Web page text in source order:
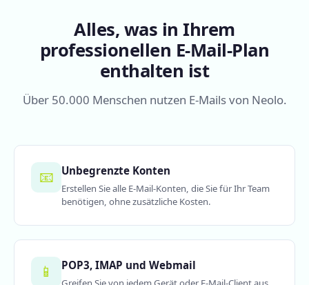
Alles, was in Ihrem
professionellen E-Mail-Plan
enthalten ist
Über 50.000 Menschen nutzen E-Mails von Neolo.
📧 Unbegrenzte Konten
Erstellen Sie alle E-Mail-Konten, die Sie für Ihr Team
benötigen, ohne zusätzliche Kosten.
📱 POP3, IMAP und Webmail